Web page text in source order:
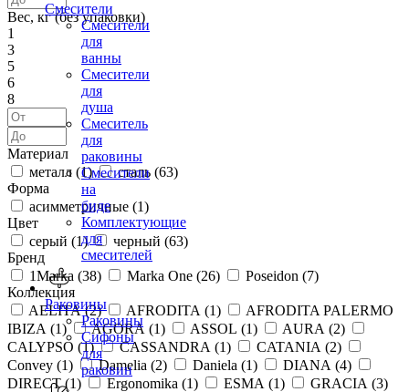
Смесители
Смесители
для
ванны
Смесители
для
душа
Смеситель
для
раковины
Смесители
на
биде
Комплектующие
для
смесителей
Раковины
Раковины
Сифоны
для
раковин
Вес, кг (без упаковки)
1
3
5
6
8
Материал
металл (1) сталь (63)
Форма
асимметричные (1)
Цвет
серый (1) черный (63)
Бренд
1Marka (38) Marka One (26) Poseidon (7)
Коллекция
AELITA (2) AFRODITA (1)
AFRODITA PALERMO
IBIZA (1) AGORA (1) ASSOL (1) AURA (2)
CALYPSO (1) CASSANDRA (1) CATANIA (2)
Convey (1) Damelia (2) Daniela (1) DIANA (4)
DIRECT (1) Ergonomika (1) ESMA (1) GRACIA (3)